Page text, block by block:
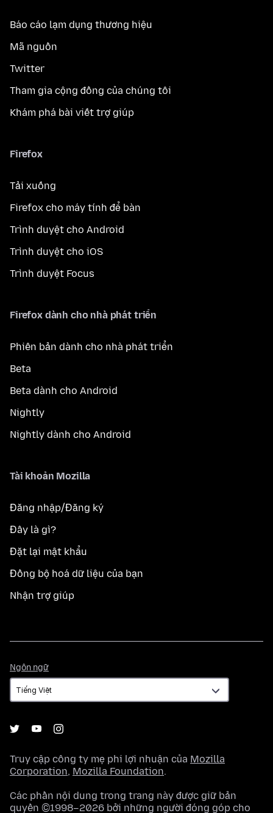
Báo cáo lạm dụng thương hiệu
Mã nguồn
Twitter
Tham gia cộng đồng của chúng tôi
Khám phá bài viết trợ giúp
Firefox
Tải xuống
Firefox cho máy tính để bàn
Trình duyệt cho Android
Trình duyệt cho iOS
Trình duyệt Focus
Firefox dành cho nhà phát triển
Phiên bản dành cho nhà phát triển
Beta
Beta dành cho Android
Nightly
Nightly dành cho Android
Tài khoản Mozilla
Đăng nhập/Đăng ký
Đây là gì?
Đặt lại mật khẩu
Đồng bộ hoá dữ liệu của bạn
Nhận trợ giúp
Ngôn ngữ
ngữ
Truy cập công ty mẹ phi lợi nhuận của Mozilla
Corporation, Mozilla Foundation.
Các phần nội dung trong trang này được giữ bản
quyền ©1998–2026 bởi những người đóng góp cho